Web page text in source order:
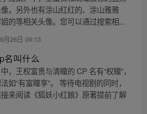
，另外也有涂山红红的、涂山雅雅
的等相关头像。您可以通过搜索相...
月26日 09:13
名叫什么
，王权富贵与清瞳的 CP 名有“权瞳”，
如“有富瞳享”。 等待电视剧的同时，
来阅读《狐妖小红娘》原著提前了解